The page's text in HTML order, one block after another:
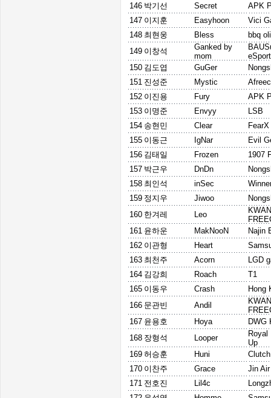
146 박기선 Secret
APK
147 이지훈 Easyhoon
Vici
148 최현웅 Bless
bbq
149 이창석
Ganked by
mom
150 김도엽 GuGer
151 진성준 Mystic
152 이진용 Fury
APK
153 이명준 Envyy
LSB
154 송현민 Clear
FearX
155 이동근 IgNar
Evil
156 김태일 Frozen
1907
157 박근우 DnDn
158 최인석 inSec
159 정지우 Jiwoo
160 한겨레 Leo
161 윤하운 MakNooN
Najin
162 이관형 Heart
163 최천주 Acorn
LGD
164 김강희 Roach
T1
165 이동우 Crash
Hong
166 문관빈 Andil
167 윤용호 Hoya
DWG
168 장형석 Looper
Royal
Up
169 허승훈 Huni
170 이찬주 Grace
Jin
171 전호진 Lil4c